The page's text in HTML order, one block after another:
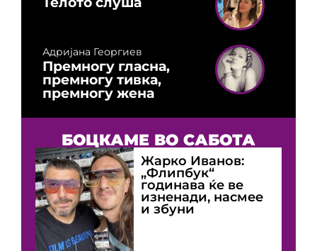
Адријана Георгиев
Премногу гласна,
премногу тивка,
премногу жена
БОЦКАМЕ ВО САБОТА
Жарко Иванов:
„Флипбук“
годинава ќе ве
изненади, насмее
и збуни